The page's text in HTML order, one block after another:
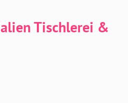
Tischlerei &